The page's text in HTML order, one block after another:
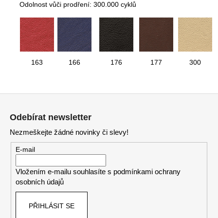
Odolnost vůči prodření: 300.000 cyklů
163 166 176 177 300
Odebírat newsletter
Nezmeškejte žádné novinky či slevy!
E-mail
Vložením e-mailu souhlasíte s podmínkami ochrany
osobních údajů
PŘIHLÁSIT SE